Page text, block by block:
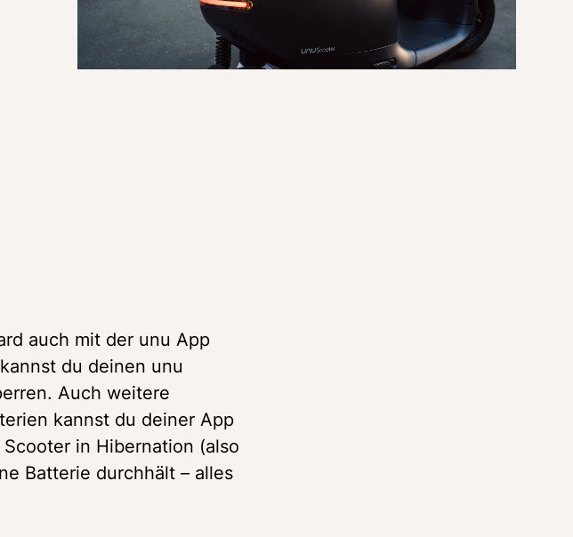
auch mit der unu App
du deinen unu
Auch weitere
kannst du deiner App
in Hibernation (also
Batterie durchhält – alles